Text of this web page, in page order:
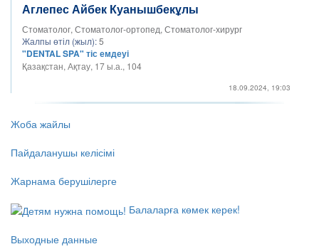
Аглепес Айбек Куанышбекұлы
Стоматолог, Стоматолог-ортопед, Стоматолог-хирург
Жалпы өтіл (жыл):5
"DENTAL SPA" тіс емдеуі
Қазақстан, Ақтау, 17 ы.а., 104
18.09.2024, 19:03
Жоба жайлы
Пайдаланушы келісімі
Жарнама берушілерге
Балаларға көмек керек!
Выходные данные